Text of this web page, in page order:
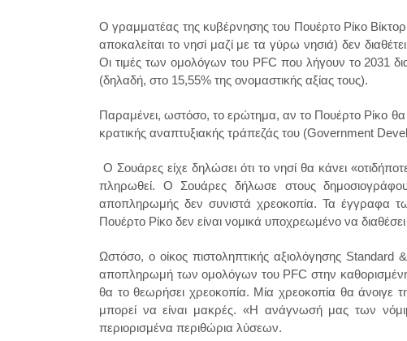
Ο γραμματέας της κυβέρνησης του Πουέρτο Ρίκο
αποκαλείται το νησί μαζί με τα γύρω νησιά) δεν
Οι τιμές των ομολόγων του PFC που λήγουν το 2031
(δηλαδή, στο 15,55% της ονομαστικής αξίας τους).
Παραμένει, ωστόσο, το ερώτημα, αν το Πουέρτο Ρίκο
κρατικής αναπτυξιακής τράπεζάς του (Government
Ο Σουάρες είχε δηλώσει ότι το νησί θα κάνει
πληρωθεί. Ο Σουάρες δήλωσε στους
αποπληρωμής δεν συνιστά χρεοκοπία. Τα έγγραφα
Πουέρτο Ρίκο δεν είναι νομικά υποχρεωμένο να
Ωστόσο, ο οίκος πιστοληπτικής αξιολόγησης
αποπληρωμή των ομολόγων του PFC στην
θα το θεωρήσει χρεοκοπία. Μία χρεοκοπία θα άνοιγε
μπορεί να είναι μακρές. «Η ανάγνωσή μας των
περιορισμένα περιθώρια λύσεων.